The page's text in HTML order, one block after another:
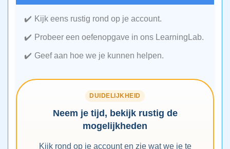
Kijk eens rustig rond op je account.
Probeer een oefenopgave in ons LearningLab.
Geef aan hoe we je kunnen helpen.
DUIDELIJKHEID
Neem je tijd, bekijk rustig de
mogelijkheden
Kijk rond op je account en zie wat we je te